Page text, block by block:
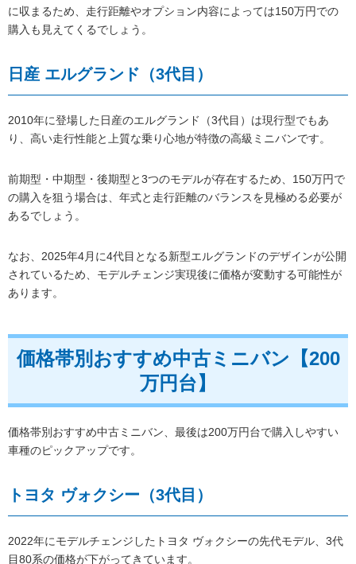
に収まるため、走行距離やオプション内容によっては150万円での
購入も見えてくるでしょう。
日産 エルグランド（3代目）
2010年に登場した日産のエルグランド（3代目）は現行型でもあ
り、高い走行性能と上質な乗り心地が特徴の高級ミニバンです。
前期型・中期型・後期型と3つのモデルが存在するため、150万円で
の購入を狙う場合は、年式と走行距離のバランスを見極める必要が
あるでしょう。
なお、2025年4月に4代目となる新型エルグランドのデザインが公開
されているため、モデルチェンジ実現後に価格が変動する可能性が
あります。
価格帯別おすすめ中古ミニバン【200
万円台】
価格帯別おすすめ中古ミニバン、最後は200万円台で購入しやすい
車種のピックアップです。
トヨタ ヴォクシー（3代目）
2022年にモデルチェンジしたトヨタ ヴォクシーの先代モデル、3代
目80系の価格が下がってきています。